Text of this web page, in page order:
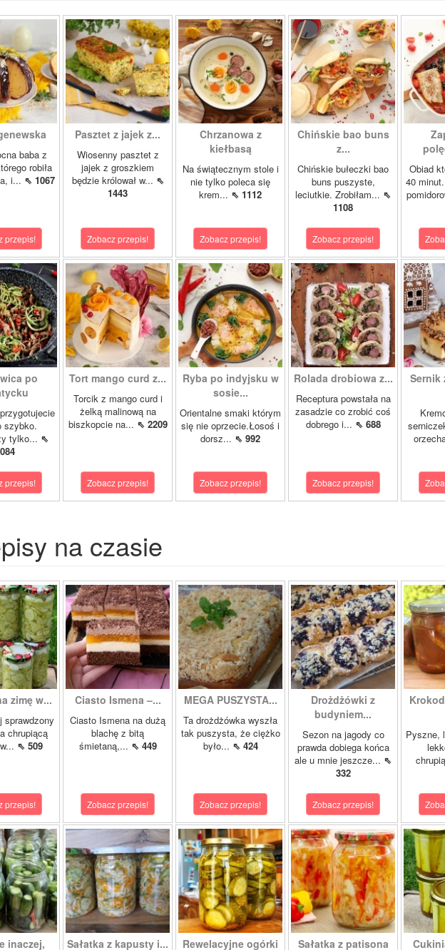
baba z
robiła
i... ⇖ 1067
przepis!
Pasztet z jajek z...
Wiosenny pasztet z
jajek z groszkiem
będzie królował w... ⇖
1443
Zobacz przepis!
Chrzanowa z
kiełbasą
Na świątecznym stole i
nie tylko poleca się
krem... ⇖ 1112
Zobacz przepis!
Chińskie bao buns
z...
Chińskie bułeczki bao
buns puszyste,
leciutkie. Zrobiłam... ⇖
1108
Zobacz przepis!
Obiad
40
po
szybko.
tylko... ⇖
przepis!
Tort mango curd z...
Torcik z mango curd i
żelką malinową na
biszkopcie na... ⇖ 2209
Zobacz przepis!
Ryba po indyjsku w
sosie...
Orientalne smaki którym
się nie oprzecie.Łosoś i
dorsz... ⇖ 992
Zobacz przepis!
Rolada drobiowa z...
Receptura powstała na
zasadzie co zrobić coś
dobrego i... ⇖ 688
Zobacz przepis!
Sernik
na czasie
zimę w...
sprawdzony
chrupiącą
⇖ 509
przepis!
Ciasto Ismena –...
Ciasto Ismena na dużą
blachę z bitą
śmietaną,... ⇖ 449
Zobacz przepis!
MEGA PUSZYSTA...
Ta drożdżówka wyszła
tak puszysta, że ciężko
było... ⇖ 424
Zobacz przepis!
Drożdżówki z
budyniem...
Sezon na jagody co
prawda dobiega końca
ale u mnie jeszcze... ⇖
332
Zobacz przepis!
Pyszne,
inaczej, Sałatka z kapusty i... Rewelacyjne ogórki Sałatka z patisona